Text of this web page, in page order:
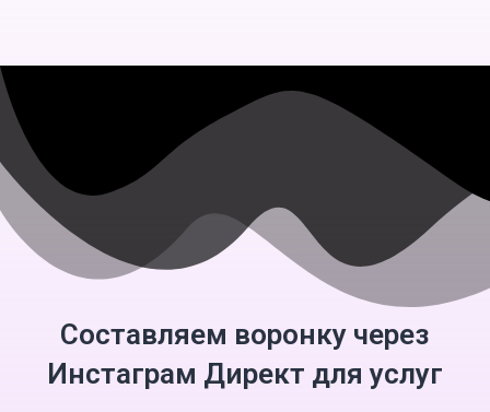
содержимому
Составляем воронку через
Инстаграм Директ для услуг